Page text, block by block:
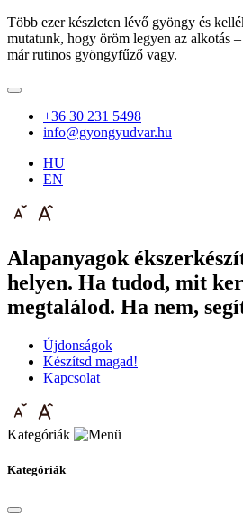
Több ezer készleten lévő gyöngy és
mutatunk, hogy öröm legyen az alkotás
már rutinos gyöngyfűző vagy.
+36 30 231 5498
info@gyongyudvar.hu
HU
EN
Alapanyagok
helyen. Ha tudod, mit
megtalálod. Ha nem,
Újdonságok
Készítsd magad!
Kapcsolat
Kategóriák
Kategóriák